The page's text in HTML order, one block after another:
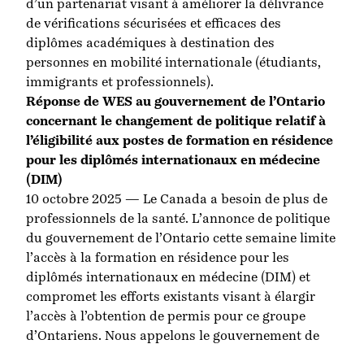
d’un partenariat visant à améliorer la délivrance
de vérifications sécurisées et efficaces des
diplômes académiques à destination des
personnes en mobilité internationale (étudiants,
immigrants et professionnels).
Réponse de WES au gouvernement de l’Ontario
concernant le changement de politique relatif à
l’éligibilité aux postes de formation en résidence
pour les diplômés internationaux en médecine
(DIM)
10 octobre 2025 — Le Canada a besoin de plus de
professionnels de la santé. L’annonce de politique
du gouvernement de l’Ontario cette semaine limite
l’accès à la formation en résidence pour les
diplômés internationaux en médecine (DIM) et
compromet les efforts existants visant à élargir
l’accès à l’obtention de permis pour ce groupe
d’Ontariens. Nous appelons le gouvernement de